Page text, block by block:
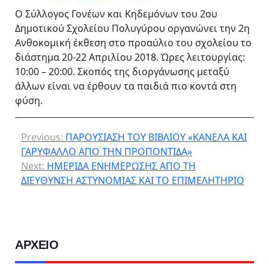
Ο Σύλλογος Γονέων και Κηδεμόνων του 2ου
Δημοτικού Σχολείου Πολυγύρου οργανώνει την 2η
Ανθοκομική έκθεση στο προαύλιο του σχολείου το
διάστημα 20-22 Απριλίου 2018. Ώρες λειτουργίας:
10:00 – 20:00. Σκοπός της διοργάνωσης μεταξύ
άλλων είναι να έρθουν τα παιδιά πιο κοντά στη
φύση.
Previous: ΠΑΡΟΥΣΙΑΣΗ ΤΟΥ ΒΙΒΛΙΟΥ «ΚΑΝΕΛΑ ΚΑΙ
ΓΑΡΥΦΑΛΛΟ ΑΠΟ ΤΗΝ ΠΡΟΠΟΝΤΙΔΑ»
Next: ΗΜΕΡΙΔΑ ΕΝΗΜΕΡΩΣΗΣ ΑΠΟ ΤΗ
ΔΙΕΥΘΥΝΣΗ ΑΣΤΥΝΟΜΙΑΣ ΚΑΙ ΤΟ ΕΠΙΜΕΛΗΤΗΡΙΟ
ΑΡΧΕΙΟ